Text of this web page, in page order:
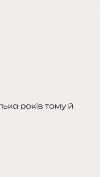
років тому й